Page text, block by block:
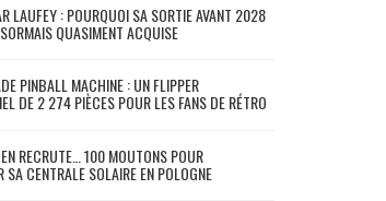
LAUFEY : POURQUOI SA SORTIE AVANT 2028
QUASIMENT ACQUISE
PINBALL MACHINE : UN FLIPPER
DE 2 274 PIÈCES POUR LES FANS DE RÉTRO
RECRUTE… 100 MOUTONS POUR
SA CENTRALE SOLAIRE EN POLOGNE